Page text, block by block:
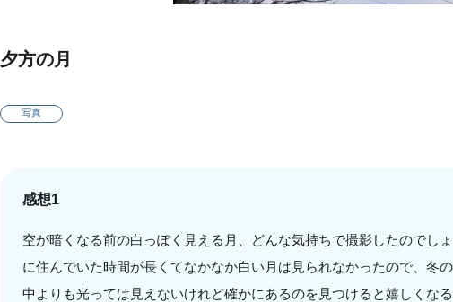
夕方の月
写真
感想1
空が暗くなる前の白っぽく見える月、どんな気持ちで撮影したのでし
に住んでいた時間が長くてなかなか白い月は見られなかったので、冬
中よりも光っては見えないけれど確かにあるのを見つけると嬉しくな